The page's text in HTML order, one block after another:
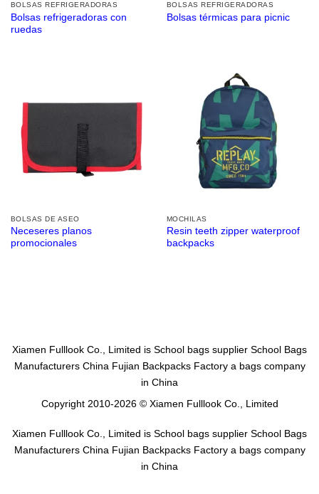
BOLSAS REFRIGERADORAS
Bolsas refrigeradoras con
ruedas
BOLSAS REFRIGERADORAS
Bolsas térmicas para picnic
BOLSAS DE ASEO
Neceseres planos
promocionales
MOCHILAS
Resin teeth zipper waterproof
backpacks
Xiamen Fulllook Co., Limited is School bags supplier School Bags
Manufacturers China Fujian Backpacks Factorya bags company
in China
Copyright 2010-2026 © Xiamen Fulllook Co., Limited
Xiamen Fulllook Co., Limited is School bags supplier School Bags
Manufacturers China Fujian Backpacks Factorya bags company
in China